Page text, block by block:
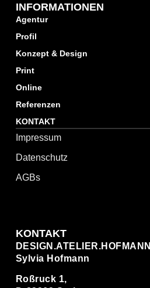
INFORMATIONEN
Agentur
Profil
Konzept & Design
Print
Online
Referenzen
KONTAKT
Impressum
Datenschutz
AGBs
KONTAKT
DESIGN.ATELIER.HOFMANN
Sylvia Hofmann
Roßruck 1,